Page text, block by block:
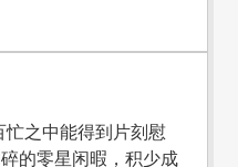
忙之中能得到片刻慰
的零星闲暇，积少成